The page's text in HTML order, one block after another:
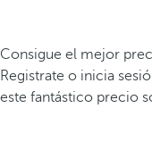
Consigue el mejor
Registrate o inicia
este fantástico precio